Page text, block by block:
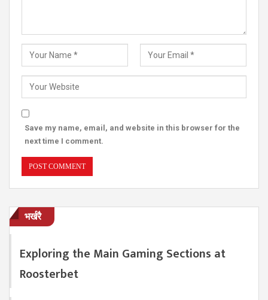
Save my name, email, and website in this browser for the
next time I comment.
भर्खरै
Exploring the Main Gaming Sections at
Roosterbet